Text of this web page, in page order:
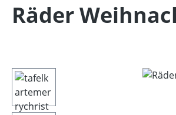
Räder
Bildergalerie überspringen